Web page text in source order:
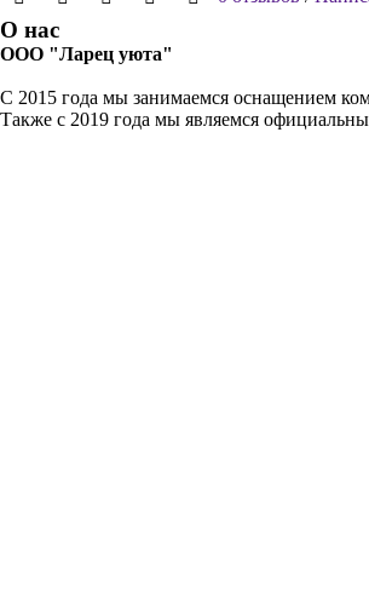
О нас
ООО "Ларец уюта"
С 2015 года мы занимаемся оснащением
Также с 2019 года мы являемся